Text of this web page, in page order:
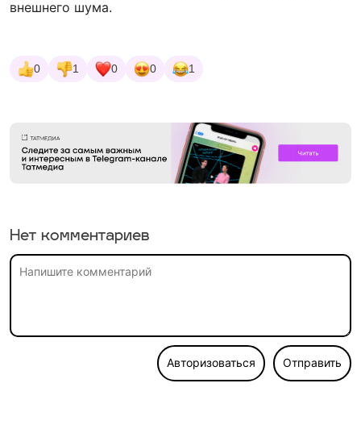
внешнего шума.
0 1 0 0 1
Нет комментариев
Авторизоваться Отправить